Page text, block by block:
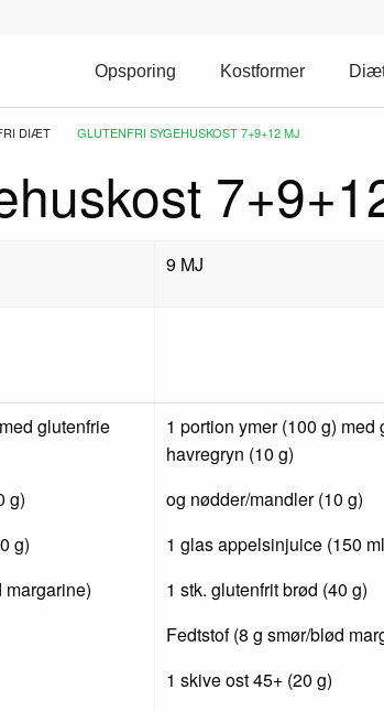
Opsporing Kostformer
DIÆT CURRENT:
GLUTENFRI SYGEHUSKOST 7+9+12 MJ
9 MJ
glutenfrie
g)
g)
margarine)
1 portion ymer (100 g) med
havregryn (10 g)
og nødder/mandler (10 g)
1 glas appelsinjuice (150
1 stk. glutenfrit brød (40 g)
Fedtstof (8 g smør/blød
1 skive ost 45+ (20 g)